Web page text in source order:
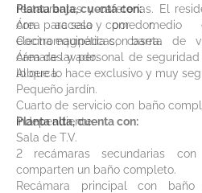
restaurantes y cafeterías. El
con acceso por medio
electromagnéticas, caseta de
cámaras y personal de seguridad
lo que lo hace exclusivo y muy
Planta baja, cuenta con:
Área para sala y comedor.
Cocina equipada con barra.
Área de lavado.
Alberca.
Pequeño jardín.
Cuarto de servicio con baño
independiente.
Planta alta, cuenta con:
Sala de T.V.
2 recámaras secundarias
comparten un baño completo.
Recámara principal con